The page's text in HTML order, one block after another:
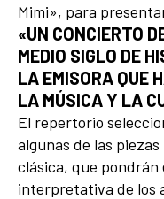
Mimi», para
«UN CONCIERTO
MEDIO SIGLO DE
LA EMISORA QUE
LA MÚSICA Y LA
El repertorio
algunas de las
clásica, que
interpretativa de los